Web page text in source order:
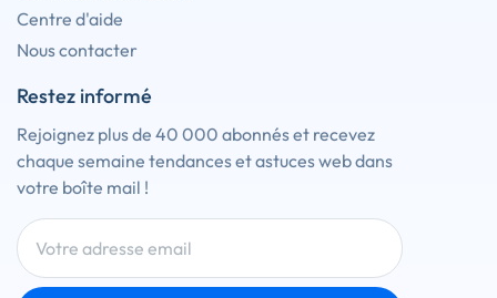
Centre d'aide
Nous contacter
Restez informé
Rejoignez plus de 40 000 abonnés et recevez
chaque semaine tendances et astuces web dans
votre boîte mail !